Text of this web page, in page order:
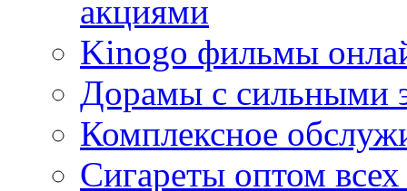
акциями
Kinogo фильмы
Дорамы с сильными
Комплексное
Сигареты оптом